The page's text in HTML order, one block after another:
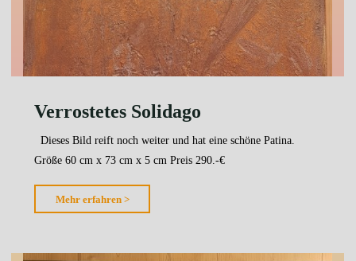
Verrostetes Solidago
Dieses Bild reift noch weiter und hat eine schöne Patina.
Größe 60 cm x 73 cm x 5 cm Preis 290.-€
Mehr erfahren >